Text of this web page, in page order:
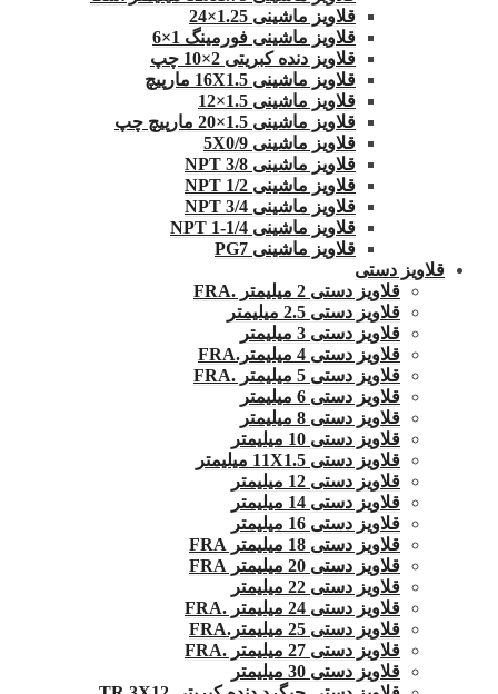
قلاویز ماشینی 1.25×24
قلاویز ماشینی فورمینگ 1×6
قلاویز دنده کبریتی 2×10 چپ
قلاویز ماشینی 16X1.5 مارپیچ
قلاویز ماشینی 1.5×12
قلاویز ماشینی 1.5×20 مارپیچ چپ
قلاویز ماشینی 5X0/9
قلاویز ماشینی 3/8 NPT
قلاویز ماشینی 1/2 NPT
قلاویز ماشینی 3/4 NPT
قلاویز ماشینی 1/4-1 NPT
قلاویز ماشینی PG7
قلاویز دستی
قلاویز دستی 2 میلیمتر .FRA
قلاویز دستی 2.5 میلیمتر
قلاویز دستی 3 میلیمتر
قلاویز دستی 4 میلیمتر.FRA
قلاویز دستی 5 میلیمتر .FRA
قلاویز دستی 6 میلیمتر
قلاویز دستی 8 میلیمتر
قلاویز دستی 10 میلیمتر
قلاویز دستی 11X1.5 میلیمتر
قلاویز دستی 12 میلیمتر
قلاویز دستی 14 میلیمتر
قلاویز دستی 16 میلیمتر
قلاویز دستی 18 میلیمتر FRA
قلاویز دستی 20 میلیمتر FRA
قلاویز دستی 22 میلیمتر
قلاویز دستی 24 میلیمتر .FRA
قلاویز دستی 25 میلیمتر.FRA
قلاویز دستی 27 میلیمتر .FRA
قلاویز دستی 30 میلیمتر